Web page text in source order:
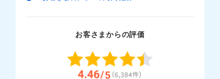
お客さまからの評価